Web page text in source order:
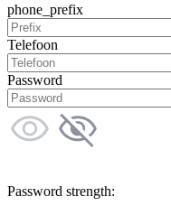
phone_prefix
Telefoon
Password
Password strength: